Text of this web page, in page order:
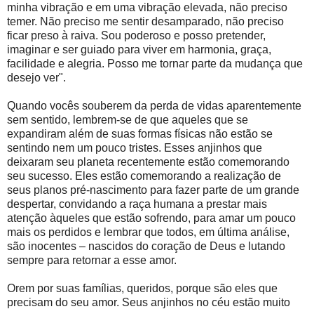
minha vibração e em uma vibração elevada, não preciso
temer. Não preciso me sentir desamparado, não preciso
ficar preso à raiva. Sou poderoso e posso pretender,
imaginar e ser guiado para viver em harmonia, graça,
facilidade e alegria. Posso me tornar parte da mudança que
desejo ver".
Quando vocês souberem da perda de vidas aparentemente
sem sentido, lembrem-se de que aqueles que se
expandiram além de suas formas físicas não estão se
sentindo nem um pouco tristes. Esses anjinhos que
deixaram seu planeta recentemente estão comemorando
seu sucesso. Eles estão comemorando a realização de
seus planos pré-nascimento para fazer parte de um grande
despertar, convidando a raça humana a prestar mais
atenção àqueles que estão sofrendo, para amar um pouco
mais os perdidos e lembrar que todos, em última análise,
são inocentes – nascidos do coração de Deus e lutando
sempre para retornar a esse amor.
Orem por suas famílias, queridos, porque são eles que
precisam do seu amor. Seus anjinhos no céu estão muito